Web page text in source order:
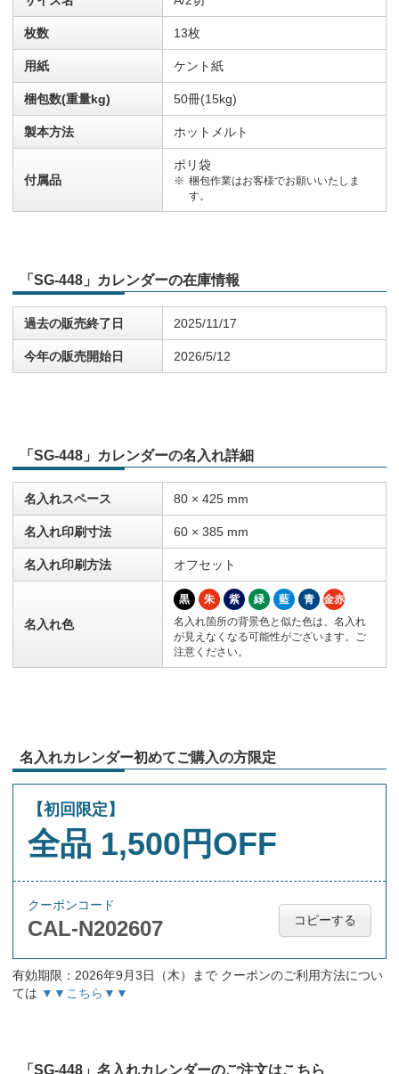
枚数 13枚
用紙 ケント紙
梱包数(重量kg) 50冊(15kg)
製本方法 ホットメルト
付属品
ポリ袋
梱包作業はお客様でお願いいたしま
す。
「SG-448」カレンダーの在庫情報
過去の販売終了日 2025/11/17
今年の販売開始日 2026/5/12
「SG-448」カレンダーの名入れ詳細
名入れスペース 80 × 425 mm
名入れ印刷寸法 60 × 385 mm
名入れ印刷方法 オフセット
名入れ色
黒 朱 紫 緑 藍 青
金赤
名入れ箇所の背景色と似た色は、名入れ
が見えなくなる可能性がございます。ご
注意ください。
名入れカレンダー初めてご購入の方限定
【初回限定】
全品 1,500円OFF
クーポンコード
CAL-N202607 コピーする
有効期限：2026年9月3日（木）まで クーポンのご利用方法につい
ては ▼▼こちら▼▼
「SG-448」名入れカレンダーのご注文はこちら